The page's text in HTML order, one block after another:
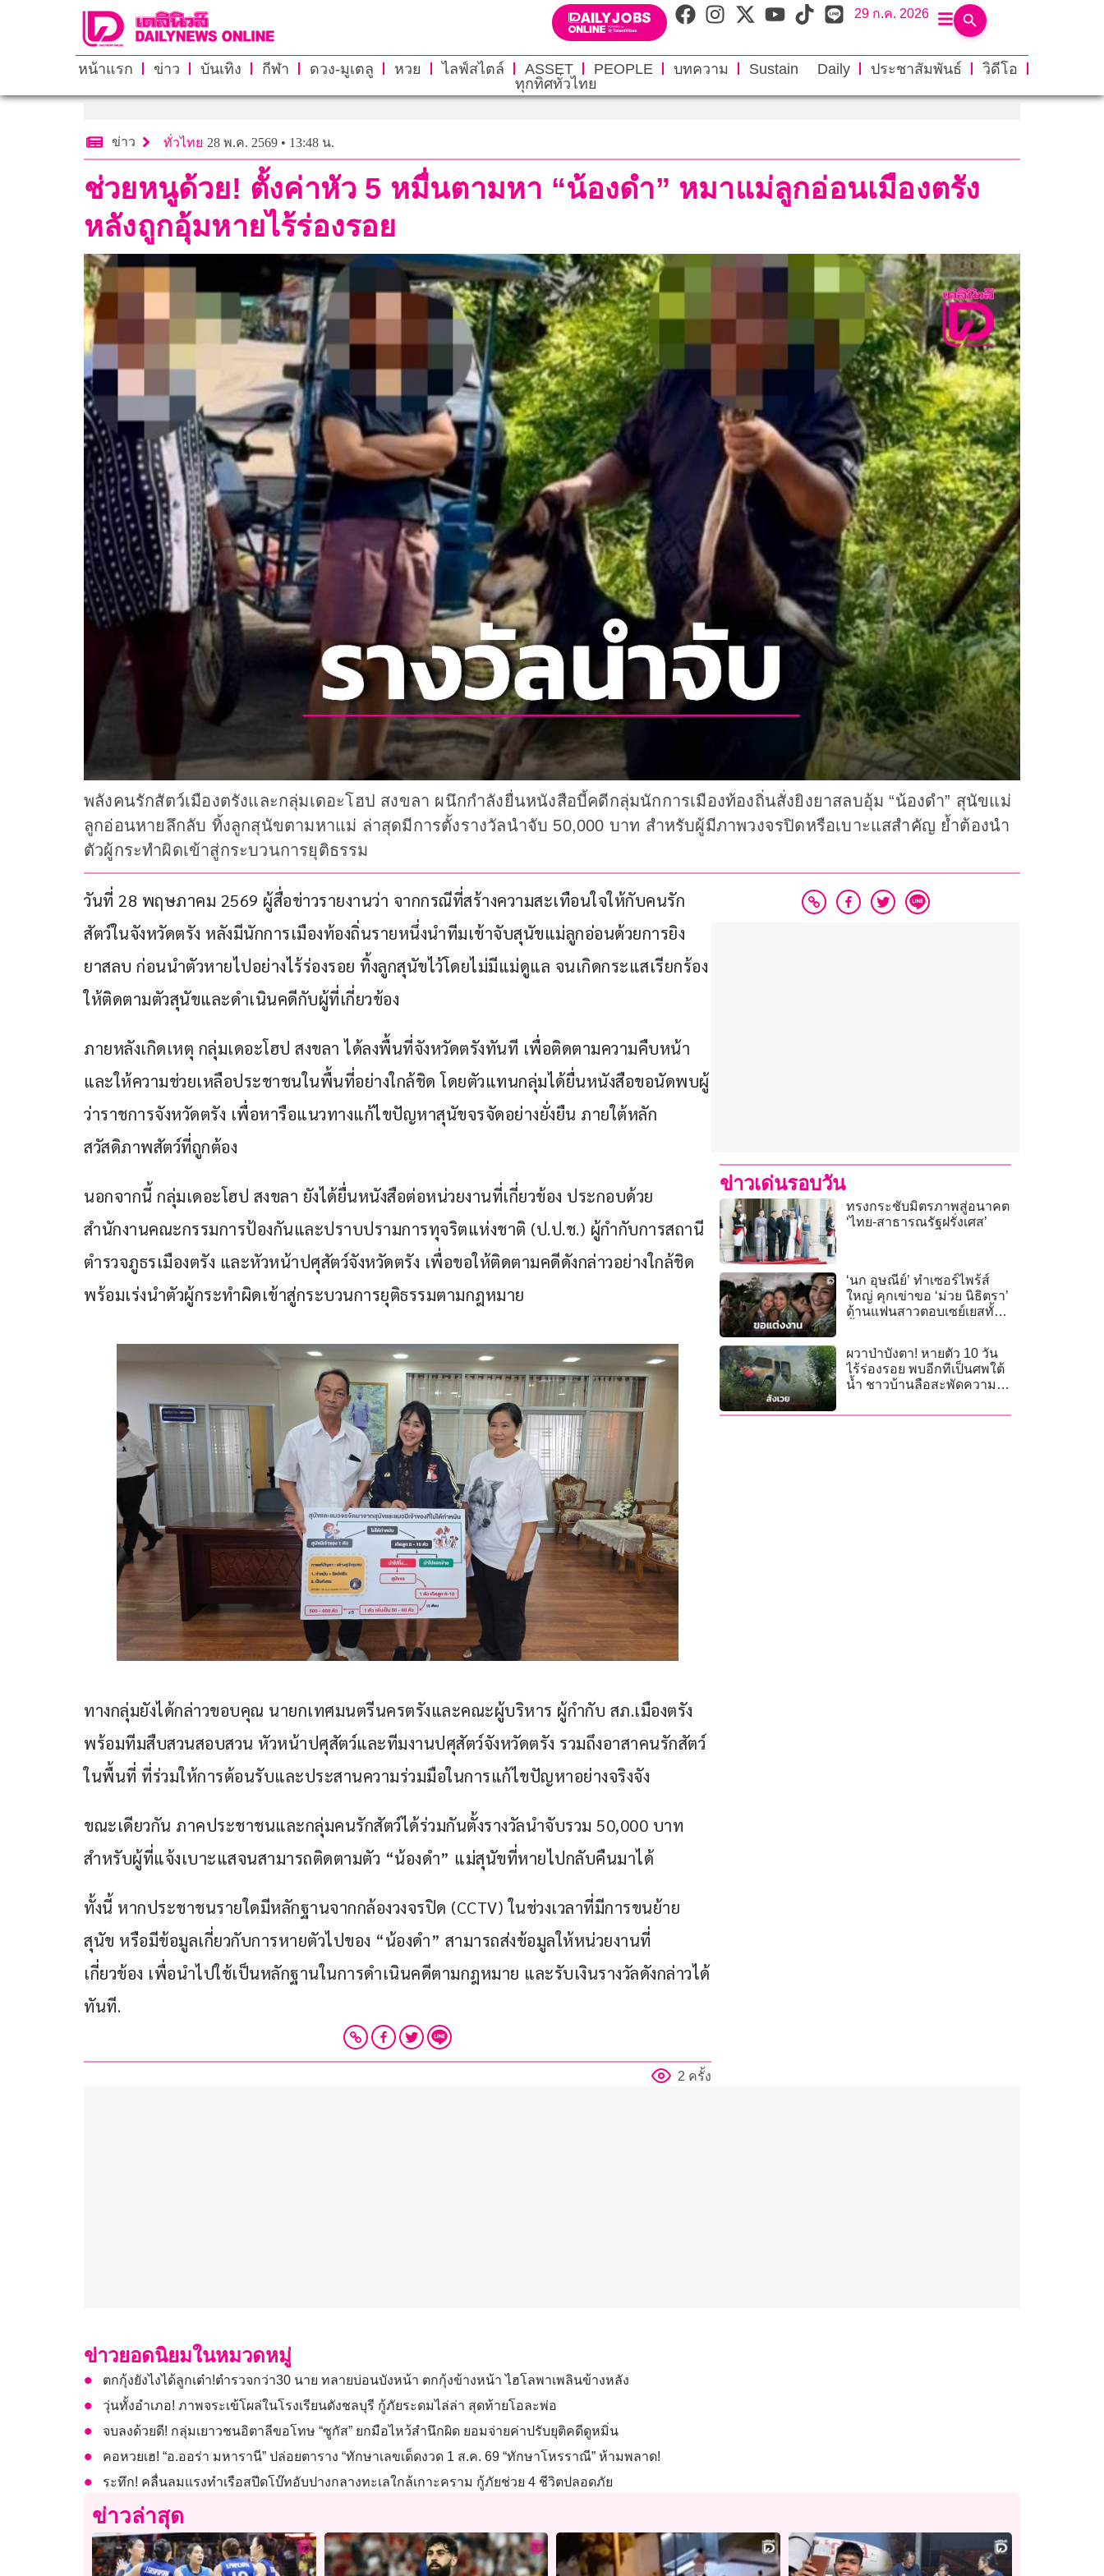
29 ก.ค. 2026
หน้าแรก ข่าว บันเทิง กีฬา ดวง-มูเตลู หวย ไลฟ์สไตล์ ASSET PEOPLE บทความ Sustain Daily ประชาสัมพันธ์
วิดีโอ
ทุกทิศทั่วไทย
ข่าว ทั่วไทย 28 พ.ค. 2569 • 13:48 น.
ช่วยหนูด้วย! ตั้งค่าหัว 5 หมื่นตามหา “น้องดำ” หมาแม่ลูกอ่อนเมืองตรัง
หลังถูกอุ้มหายไร้ร่องรอย
พลังคนรักสัตว์เมืองตรังและกลุ่มเดอะโฮป สงขลา ผนึกกำลังยื่นหนังสือบี้คดีกลุ่มนักการเมืองท้องถิ่นสั่งยิงยาสลบอุ้ม “น้องดำ” สุนัขแม่
ลูกอ่อนหายลึกลับ ทิ้งลูกสุนัขตามหาแม่ ล่าสุดมีการตั้งรางวัลนำจับ 50,000 บาท สำหรับผู้มีภาพวงจรปิดหรือเบาะแสสำคัญ ย้ำต้องนำ
ตัวผู้กระทำผิดเข้าสู่กระบวนการยุติธรรม
วันที่ 28 พฤษภาคม 2569 ผู้สื่อข่าวรายงานว่า จากกรณีที่สร้างความสะเทือนใจให้กับคนรัก
สัตว์ในจังหวัดตรัง หลังมีนักการเมืองท้องถิ่นรายหนึ่งนำทีมเข้าจับสุนัขแม่ลูกอ่อนด้วยการยิง
ยาสลบ ก่อนนำตัวหายไปอย่างไร้ร่องรอย ทิ้งลูกสุนัขไว้โดยไม่มีแม่ดูแล จนเกิดกระแสเรียกร้อง
ให้ติดตามตัวสุนัขและดำเนินคดีกับผู้ที่เกี่ยวข้อง
ภายหลังเกิดเหตุ กลุ่มเดอะโฮป สงขลา ได้ลงพื้นที่จังหวัดตรังทันที เพื่อติดตามความคืบหน้า
และให้ความช่วยเหลือประชาชนในพื้นที่อย่างใกล้ชิด โดยตัวแทนกลุ่มได้ยื่นหนังสือขอนัดพบผู้
ว่าราชการจังหวัดตรัง เพื่อหารือแนวทางแก้ไขปัญหาสุนัขจรจัดอย่างยั่งยืน ภายใต้หลัก
สวัสดิภาพสัตว์ที่ถูกต้อง
นอกจากนี้ กลุ่มเดอะโฮป สงขลา ยังได้ยื่นหนังสือต่อหน่วยงานที่เกี่ยวข้อง ประกอบด้วย
สำนักงานคณะกรรมการป้องกันและปราบปรามการทุจริตแห่งชาติ (ป.ป.ช.) ผู้กำกับการสถานี
ตำรวจภูธรเมืองตรัง และหัวหน้าปศุสัตว์จังหวัดตรัง เพื่อขอให้ติดตามคดีดังกล่าวอย่างใกล้ชิด
พร้อมเร่งนำตัวผู้กระทำผิดเข้าสู่กระบวนการยุติธรรมตามกฎหมาย
ทางกลุ่มยังได้กล่าวขอบคุณ นายกเทศมนตรีนครตรังและคณะผู้บริหาร ผู้กำกับ สภ.เมืองตรัง
พร้อมทีมสืบสวนสอบสวน หัวหน้าปศุสัตว์และทีมงานปศุสัตว์จังหวัดตรัง รวมถึงอาสาคนรักสัตว์
ในพื้นที่ ที่ร่วมให้การต้อนรับและประสานความร่วมมือในการแก้ไขปัญหาอย่างจริงจัง
ขณะเดียวกัน ภาคประชาชนและกลุ่มคนรักสัตว์ได้ร่วมกันตั้งรางวัลนำจับรวม 50,000 บาท
สำหรับผู้ที่แจ้งเบาะแสจนสามารถติดตามตัว “น้องดำ” แม่สุนัขที่หายไปกลับคืนมาได้
ทั้งนี้ หากประชาชนรายใดมีหลักฐานจากกล้องวงจรปิด (CCTV) ในช่วงเวลาที่มีการขนย้าย
สุนัข หรือมีข้อมูลเกี่ยวกับการหายตัวไปของ “น้องดำ” สามารถส่งข้อมูลให้หน่วยงานที่
เกี่ยวข้อง เพื่อนำไปใช้เป็นหลักฐานในการดำเนินคดีตามกฎหมาย และรับเงินรางวัลดังกล่าวได้
ทันที.
2 ครั้ง
ข่าวเด่นรอบวัน
ทรงกระชับมิตรภาพสู่อนาคต
‘ไทย-สาธารณรัฐฝรั่งเศส’
‘นก อุษณีย์’ ทำเซอร์ไพร้ส์
ใหญ่ คุกเข่าขอ ‘ม่วย นิธิตรา’
ด้านแฟนสาวตอบเซย์เยสทั้ง
ผวาป่าบังตา! หายตัว 10 วัน
ไร้ร่องรอย พบอีกทีเป็นศพใต้
น้ำ ชาวบ้านลือสะพัดความ
ข่าวยอดนิยมในหมวดหมู่
ตกกุ้งยังไงได้ลูกเต๋า!ตำรวจกว่า30 นาย ทลายบ่อนบังหน้า ตกกุ้งข้างหน้า ไฮโลพาเพลินข้างหลัง
วุ่นทั้งอําเภอ! ภาพจระเข้โผล่ในโรงเรียนดังชลบุรี กู้ภัยระดมไล่ล่า สุดท้ายโอละพ่อ
จบลงด้วยดี! กลุ่มเยาวชนอิตาลีขอโทษ “ซูกัส” ยกมือไหว้สำนึกผิด ยอมจ่ายค่าปรับยุติคดีดูหมิ่น
คอหวยเฮ! “อ.ออร่า มหารานี” ปล่อยตาราง “ทักษาเลขเด็ดงวด 1 ส.ค. 69 “ทักษาโหรราณี” ห้ามพลาด!
ระทึก! คลื่นลมแรงทำเรือสปีดโบ๊ทอับปางกลางทะเลใกล้เกาะคราม กู้ภัยช่วย 4 ชีวิตปลอดภัย
ข่าวล่าสุด